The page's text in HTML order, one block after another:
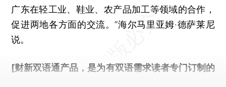
广东在轻工业、鞋业、农产品加工等领域的合作，
促进两地各方面的交流。”海尔马里亚姆·德萨莱尼
说。
[财新双语通产品，是为有双语需求读者专门订制的